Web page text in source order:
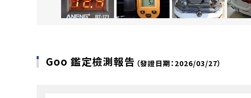
Goo 鑑定檢測報告 （發證日期：2026/03/27）